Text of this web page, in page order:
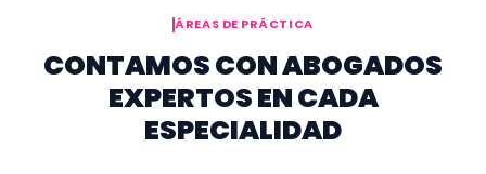
ÁREAS DE PRÁCTICA
CONTAMOS CON ABOGADOS
EXPERTOS EN CADA
ESPECIALIDAD